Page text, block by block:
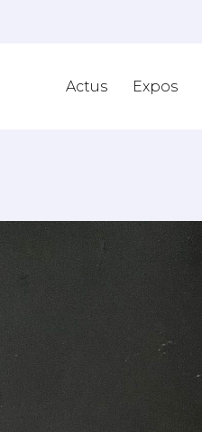
Actus Expos